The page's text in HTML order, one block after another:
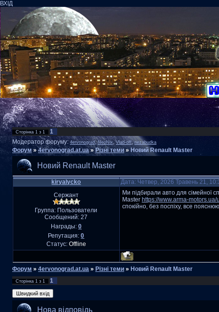
ВХІД
Сторінка 1 з 1
1
Модератор форуму:4ervonograd,NeoNix,Vlad-off,nezabudka
Форум » 4ervonograd.at.ua » Різні теми » Новий Renault Master
Новий Renault Master
kiryalycko
Дата: Четвер, 2026 Травень 21,
Сержант
Группа: Пользователи
Сообщений:27
Награды: 0
Репутация:0
Статус: Offline
Ми підбирали авто для сімейної
Master https://www.arma-
спокійно, без поспіху, все
Форум » 4ervonograd.at.ua » Різні теми » Новий Renault Master
Сторінка 1 з 1 1
Нова відповідь